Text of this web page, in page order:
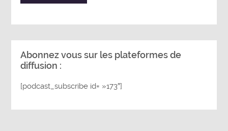
Abonnez vous sur les plateformes de
diffusion :
[podcast_subscribe id= »173″]